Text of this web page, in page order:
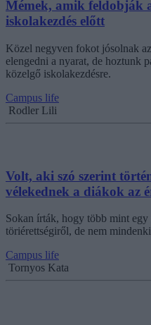
Mémek, amik feldobják
iskolakezdés előtt
Közel negyven fokot jósolnak
elengedni a nyarat, de hoztunk
közelgő iskolakezdésre.
Campus life
Rodler Lili
Volt, aki szó szerint
vélekednek a diákok az
Sokan írták, hogy több mint
töriérettségiről, de nem
Campus life
Tornyos Kata